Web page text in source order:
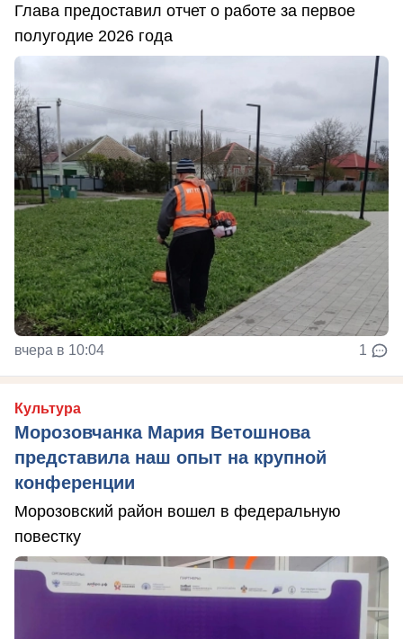
Глава предоставил отчет о работе за первое
полугодие 2026 года
вчера в 10:04 1
Культура
Морозовчанка Мария Ветошнова
представила наш опыт на крупной
конференции
Морозовский район вошел в федеральную
повестку